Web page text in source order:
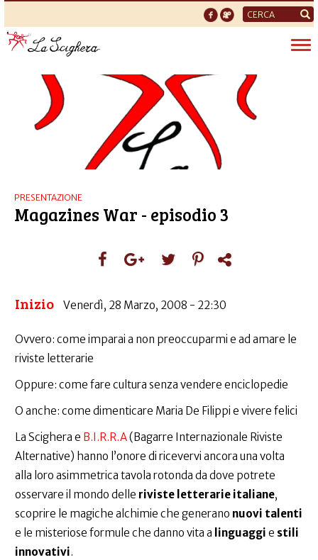
Form
di
ricerca
PRESENTAZIONE
Magazines War - episodio 3
Inizio Venerdì, 28 Marzo, 2008 - 22:30
Ovvero: come imparai a non preoccuparmi e ad amare le
riviste letterarie
Oppure: come fare cultura senza vendere enciclopedie
O anche: come dimenticare Maria De Filippi e vivere felici
La Scighera e B.I.R.R.A(Bagarre Internazionale Riviste
Alternative) hanno l’onore di ricevervi ancora una volta
alla loro asimmetrica tavola rotonda da dove potrete
osservare il mondo delle riviste letterarie italiane,
scoprire le magiche alchimie che generano nuovi talenti
e le misteriose formule che danno vita a linguaggi e stili
innovativi.